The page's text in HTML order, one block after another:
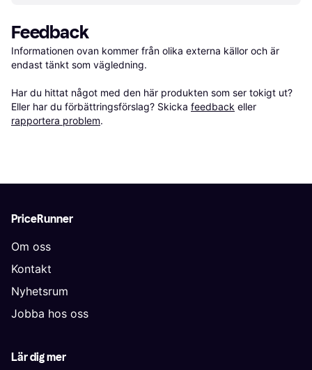
Feedback
Informationen ovan kommer från olika externa källor och är
endast tänkt som vägledning.
Har du hittat något med den här produkten som ser tokigt ut?
Eller har du förbättringsförslag? Skicka feedback eller
rapportera problem.
PriceRunner
Om oss
Kontakt
Nyhetsrum
Jobba hos oss
Lär dig mer